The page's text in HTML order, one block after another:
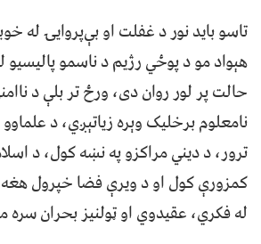
تاسو بايد نور د غفلت او بې‌پروايۍ له
هېواد مو د پوځي رژيم د ناسمو پاليسيو
حالت پر لور روان دی، ورځ تر بلې د
نامعلوم برخليک وېره زياتېږي، د
ترور، د ديني مراکزو په نښه کول، د
کمزورې کول او د ويرې فضا خپرول
له فکري، عقيدوي او ټولنيز بحران